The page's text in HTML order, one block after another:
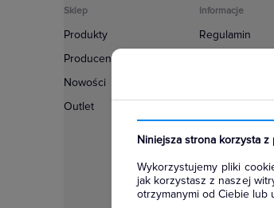
Niniejsza strona korzysta z
Wykorzystujemy pliki
jak korzystasz z naszej
otrzymanymi od Ciebie lub
Sklep
Produkty
Producenci
Nowości
Outlet
Informacje
Regulamin
Konfiguratory
Najczęściej